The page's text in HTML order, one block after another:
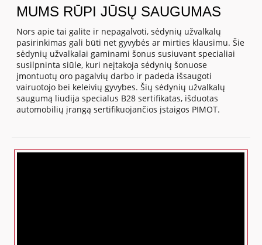
MUMS RŪPI JŪSŲ SAUGUMAS
Nors apie tai galite ir nepagalvoti, sėdynių užvalkalų
pasirinkimas gali būti net gyvybės ar mirties klausimu. Šie
sėdynių užvalkalai gaminami šonus susiuvant specialiai
susilpninta siūle, kuri neįtakoja sėdynių šonuose
įmontuotų oro pagalvių darbo ir padeda išsaugoti
vairuotojo bei keleivių gyvybes. Šių sėdynių užvalkalų
saugumą liudija specialus B28 sertifikatas, išduotas
automobilių įrangą sertifikuojančios įstaigos PIMOT.